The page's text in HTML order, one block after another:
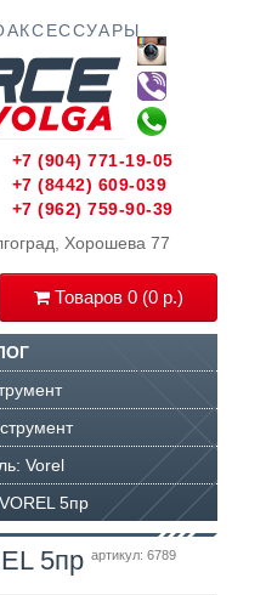
Хорошева 77
Товаров 0 (0 р.)
+7 (904) 771-19-05
+7 (8442) 609-039
+7 (962) 759-90-39
Vorel
5пр
5пр артикул: 6789